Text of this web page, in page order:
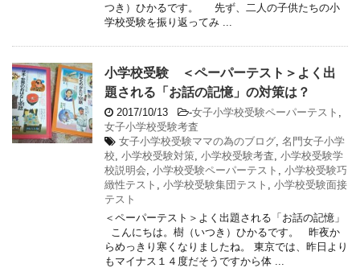
つき）ひかるです。 先ず、二人の子供たちの小
学校受験を振り返ってみ ...
小学校受験 ＜ペーパーテスト＞よく出
題される「お話の記憶」の対策は？
2017/10/13 -女子小学校受験ペーパーテスト
女子小学校受験考査
女子小学校受験ママの為のブログ 名門女子小学
校 小学校受験対策 小学校受験考査 小学校受験学
校説明会 小学校受験ペーパーテスト
小学校受験巧
緻性テスト
小学校受験集団テスト
小学校受験面接
テスト
＜ペーパーテスト＞よく出題される「お話の記憶」
こんにちは。樹（いつき）ひかるです。 昨夜か
らめっきり寒くなりましたね。 東京では、昨日より
もマイナス１４度だそうですから体 ...